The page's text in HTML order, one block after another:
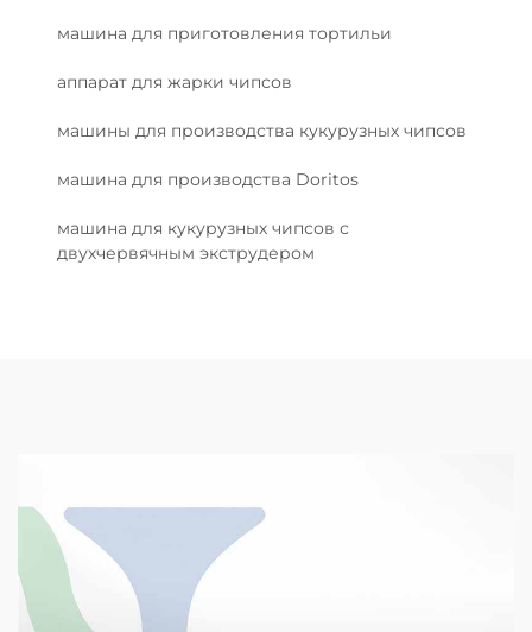
машина для приготовления тортильи
аппарат для жарки чипсов
машины для производства кукурузных чипсов
машина для производства Doritos
машина для кукурузных чипсов с
двухчервячным экструдером